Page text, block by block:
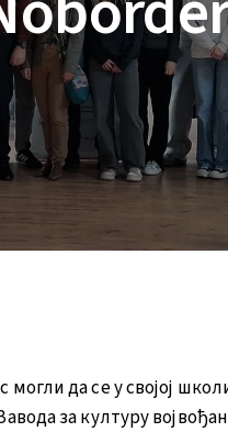
могли да се у својој
за културу